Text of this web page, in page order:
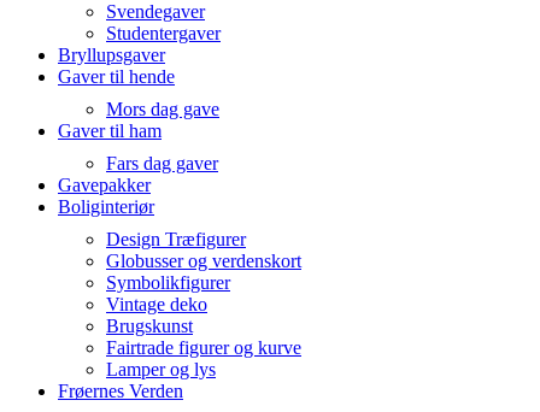
Svendegaver
Studentergaver
Bryllupsgaver
Gaver til hende
Mors dag gave
Gaver til ham
Fars dag gaver
Gavepakker
Boliginteriør
Design Træfigurer
Globusser og verdenskort
Symbolikfigurer
Vintage deko
Brugskunst
Fairtrade figurer og kurve
Lamper og lys
Frøernes Verden